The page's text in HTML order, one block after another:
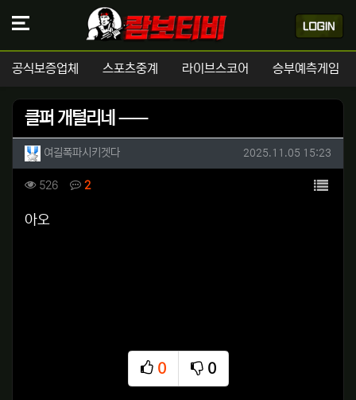
공식보증업체 스포츠중계 라이브스코어 승부예측게임
클퍼 개털리네 ㅡㅡ
작성자 정보
여길폭파시키겟다작성 작성일
2025.11.05 15:23
컨텐츠 정보
526조회 2댓글 목록
본문
아오
0
추천
0
비추천